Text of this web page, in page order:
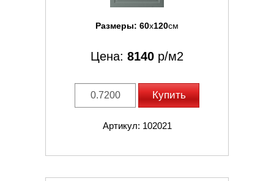
Размеры: 60x120см
Цена: 8140 р/м2
Купить
Артикул: 102021